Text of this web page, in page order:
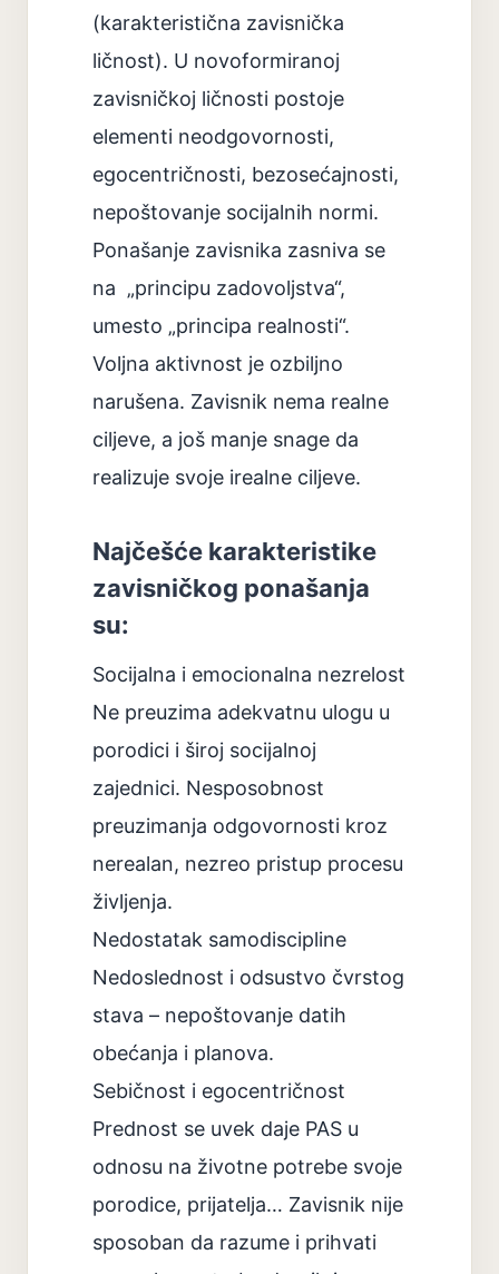
(karakteristična zavisnička
ličnost). U novoformiranoj
zavisničkoj ličnosti postoje
elementi neodgovornosti,
egocentričnosti, bezosećajnosti,
nepoštovanje socijalnih normi.
Ponašanje zavisnika zasniva se
na „principu zadovoljstva“,
umesto „principa realnosti“.
Voljna aktivnost je ozbiljno
narušena. Zavisnik nema realne
ciljeve, a još manje snage da
realizuje svoje irealne ciljeve.
Najčešće karakteristike
zavisničkog ponašanja
su:
Socijalna i emocionalna nezrelost
Ne preuzima adekvatnu ulogu u
porodici i široj socijalnoj
zajednici. Nesposobnost
preuzimanja odgovornosti kroz
nerealan, nezreo pristup procesu
življenja.
Nedostatak samodiscipline
Nedoslednost i odsustvo čvrstog
stava – nepoštovanje datih
obećanja i planova.
Sebičnost i egocentričnost
Prednost se uvek daje PAS u
odnosu na životne potrebe svoje
porodice, prijatelja… Zavisnik nije
sposoban da razume i prihvati